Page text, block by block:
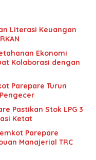
Literasi Keuangan
Ekonomi
Kolaborasi dengan
Parepare Turun
Pastikan Stok LPG 3
Ketat
Parepare
Manajerial TRC